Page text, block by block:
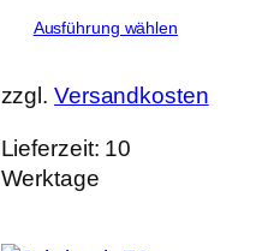
Ausführung wählen
zzgl. Versandkosten
Lieferzeit: 10
Werktage